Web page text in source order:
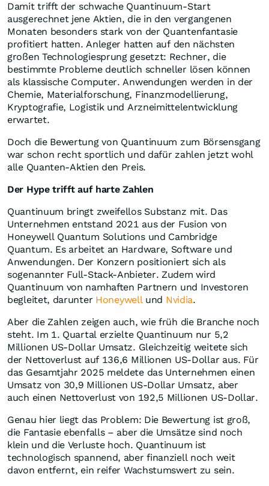
Damit trifft der schwache Quantinuum-Start
ausgerechnet jene Aktien, die in den vergangenen
Monaten besonders stark von der Quantenfantasie
profitiert hatten. Anleger hatten auf den nächsten
großen Technologiesprung gesetzt: Rechner, die
bestimmte Probleme deutlich schneller lösen können
als klassische Computer. Anwendungen werden in der
Chemie, Materialforschung, Finanzmodellierung,
Kryptografie, Logistik und Arzneimittelentwicklung
erwartet.
Doch die Bewertung von Quantinuum zum Börsensgang
war schon recht sportlich und dafür zahlen jetzt wohl
alle Quanten-Aktien den Preis.
Der Hype trifft auf harte Zahlen
Quantinuum bringt zweifellos Substanz mit. Das
Unternehmen entstand 2021 aus der Fusion von
Honeywell Quantum Solutions und Cambridge
Quantum. Es arbeitet an Hardware, Software und
Anwendungen. Der Konzern positioniert sich als
sogenannter Full-Stack-Anbieter. Zudem wird
Quantinuum von namhaften Partnern und Investoren
begleitet, darunter Honeywellund Nvidia.
Aber die Zahlen zeigen auch, wie früh die Branche noch
steht. Im 1. Quartal erzielte Quantinuum nur 5,2
Millionen US-Dollar Umsatz. Gleichzeitig weitete sich
der Nettoverlust auf 136,6 Millionen US-Dollar aus. Für
das Gesamtjahr 2025 meldete das Unternehmen einen
Umsatz von 30,9 Millionen US-Dollar Umsatz, aber
auch einen Nettoverlust von 192,5 Millionen US-Dollar.
Genau hier liegt das Problem: Die Bewertung ist groß,
die Fantasie ebenfalls – aber die Umsätze sind noch
klein und die Verluste hoch. Quantinuum ist
technologisch spannend, aber finanziell noch weit
davon entfernt, ein reifer Wachstumswert zu sein.